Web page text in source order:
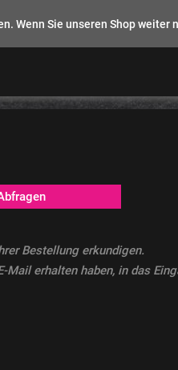
Bestellung erkundigen.
erhalten haben, in das
Wenn Sie unseren Shop weiter